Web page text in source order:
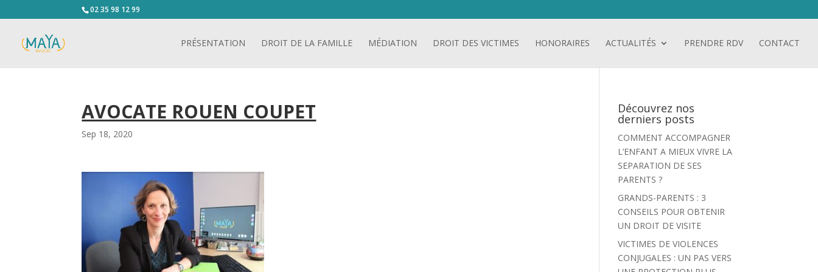
02 35 98 12 99
PRÉSENTATION DROIT DE LA FAMILLE MÉDIATION DROIT DES VICTIMES HONORAIRES ACTUALITÉS PRENDRE RDV CONTACT
AVOCATE ROUEN COUPET
Sep 18, 2020
Découvrez nos
derniers posts
COMMENT ACCOMPAGNER
L’ENFANT A MIEUX VIVRE LA
SEPARATION DE SES
PARENTS ?
GRANDS-PARENTS : 3
CONSEILS POUR OBTENIR
UN DROIT DE VISITE
VICTIMES DE VIOLENCES
CONJUGALES : UN PAS VERS